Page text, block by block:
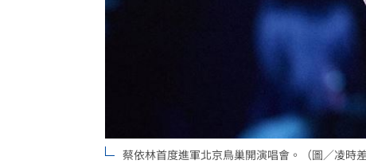
商場戰國來臨 台中「頂奢大道」逐漸成形
台彩父親節推新刮刮樂千萬頭獎超「爸」氣
「拍片人的多重宇宙」職涯論壇9/12登場！
8國球員齊聚高雄 Formosa 7s掀足球熱
蔡依林首度進軍北京鳥巢開演唱會。（圖／凌時差